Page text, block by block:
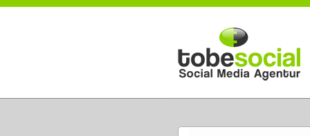
Direkt zum Inhalt